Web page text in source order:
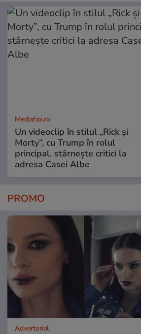
Mediafax.ro
Un videoclip în stilul „Rick și
Morty”, cu Trump în rolul
principal, stârnește critici la
adresa Casei Albe
PROMO
Advertorial